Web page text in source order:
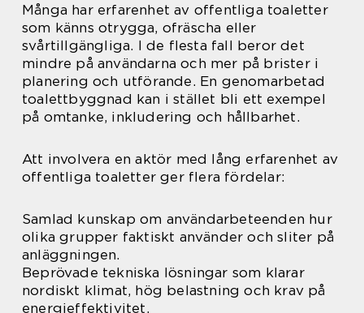
Många har erfarenhet av offentliga toaletter
som känns otrygga, ofräscha eller
svårtillgängliga. I de flesta fall beror det
mindre på användarna och mer på brister i
planering och utförande. En genomarbetad
toalettbyggnad kan i stället bli ett exempel
på omtanke, inkludering och hållbarhet.
Att involvera en aktör med lång erfarenhet av
offentliga toaletter ger flera fördelar:
Samlad kunskap om användarbeteenden hur
olika grupper faktiskt använder och sliter på
anläggningen.
Beprövade tekniska lösningar som klarar
nordiskt klimat, hög belastning och krav på
energieffektivitet.